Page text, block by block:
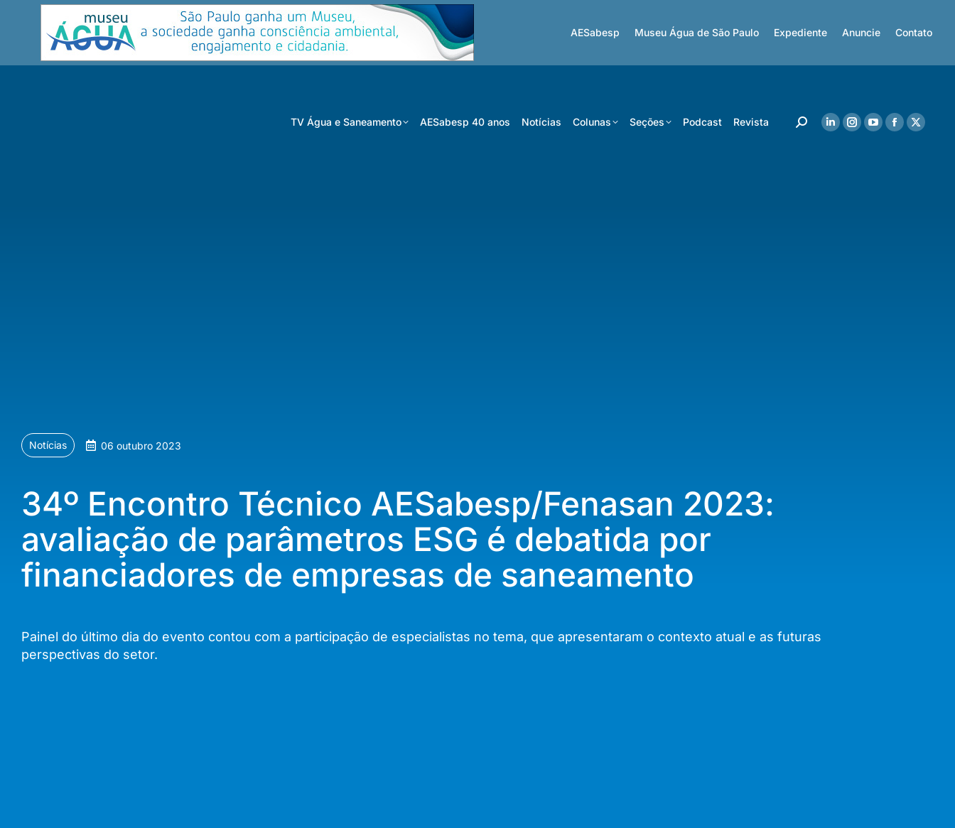
AESabesp Museu Água de São Paulo Expediente Anuncie Contato
TV Água e Saneamento AESabesp 40 anos Notícias Colunas Seções Podcast Revista
Notícias 06 outubro 2023
34º Encontro Técnico AESabesp/Fenasan 2023:
avaliação de parâmetros ESG é debatida por
financiadores de empresas de saneamento
Painel do último dia do evento contou com a participação de especialistas no tema, que apresentaram o contexto atual e as futuras
perspectivas do setor.